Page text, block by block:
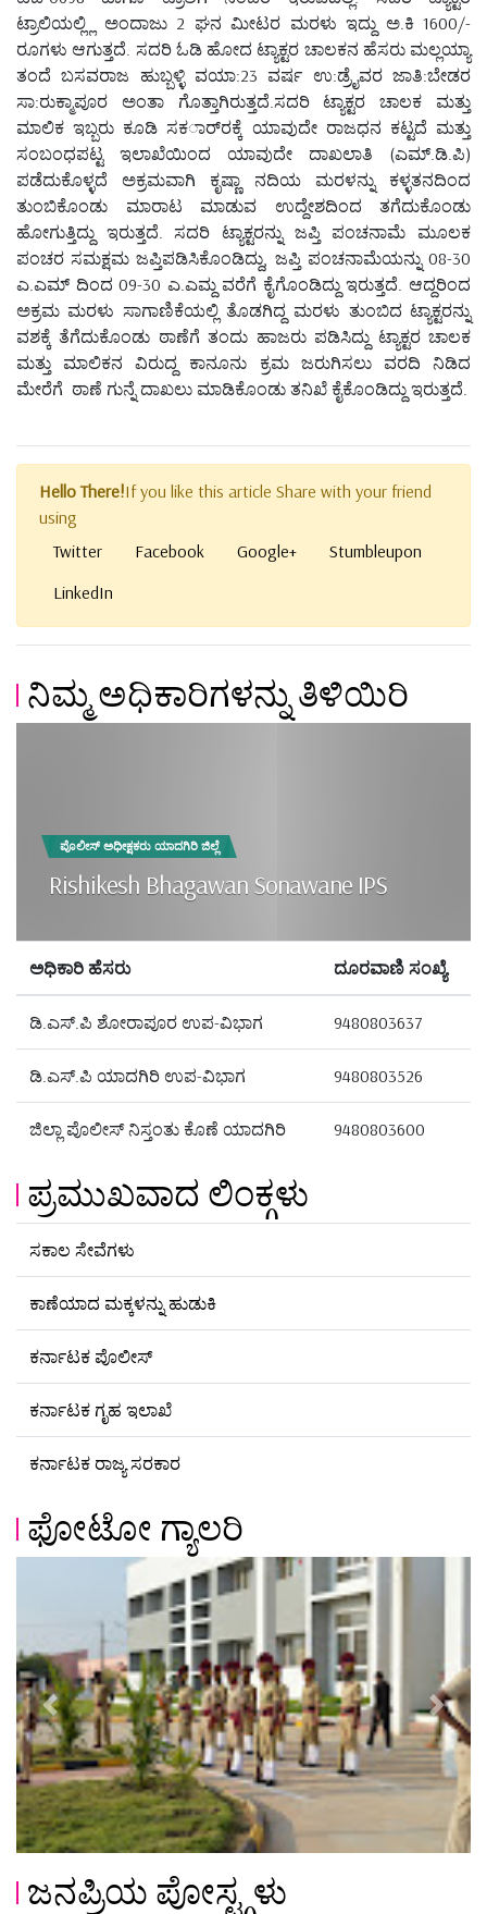
ಟ್ರಾಲಿಯಲ್ಲ್ಲಿ ಅಂದಾಜು 2 ಘನ ಮೀಟರ ಮರಳು ಇದ್ದು ಅ.ಕಿ 1600/-
ರೂಗಳು ಆಗುತ್ತದೆ. ಸದರಿ ಓಡಿ ಹೋದ ಟ್ಯಾಕ್ಟರ ಚಾಲಕನ ಹೆಸರು ಮಲ್ಲಯ್ಯಾ
ತಂದೆ ಬಸವರಾಜ ಹುಬ್ಬಳ್ಳಿ ವಯಾ:23 ವರ್ಷ ಉ:ಡ್ರೈವರ ಜಾತಿ:ಬೇಡರ
ಸಾ:ರುಕ್ಮಾಪೂರ ಅಂತಾ ಗೊತ್ತಾಗಿರುತ್ತದೆ.ಸದರಿ ಟ್ಯಾಕ್ಟರ ಚಾಲಕ ಮತ್ತು
ಮಾಲಿಕ ಇಬ್ಬರು ಕೂಡಿ ಸಕರ್ಾರಕ್ಕೆ ಯಾವುದೇ ರಾಜಧನ ಕಟ್ಟದೆ ಮತ್ತು
ಸಂಬಂಧಪಟ್ಟ ಇಲಾಖೆಯಿಂದ ಯಾವುದೇ ದಾಖಲಾತಿ (ಎಮ್.ಡಿ.ಪಿ)
ಪಡೆದುಕೊಳ್ಳದೆ ಅಕ್ರಮವಾಗಿ ಕೃಷ್ಣಾ ನದಿಯ ಮರಳನ್ನು ಕಳ್ಳತನದಿಂದ
ತುಂಬಿಕೊಂಡು ಮಾರಾಟ ಮಾಡುವ ಉದ್ದೇಶದಿಂದ ತಗೆದುಕೊಂಡು
ಹೋಗುತ್ತಿದ್ದು ಇರುತ್ತದೆ. ಸದರಿ ಟ್ಯಾಕ್ಟರನ್ನು ಜಪ್ತಿ ಪಂಚನಾಮೆ ಮೂಲಕ
ಪಂಚರ ಸಮಕ್ಷಮ ಜಪ್ತಿಪಡಿಸಿಕೊಂಡಿದ್ದು, ಜಪ್ತಿ ಪಂಚನಾಮೆಯನ್ನು 08-30
ಎ.ಎಮ್ ದಿಂದ 09-30 ಎ.ಎಮ್ದ ವರೆಗೆ ಕೈಗೊಂಡಿದ್ದು ಇರುತ್ತದೆ. ಆದ್ದರಿಂದ
ಅಕ್ರಮ ಮರಳು ಸಾಗಾಣಿಕೆಯಲ್ಲಿ ತೊಡಗಿದ್ದ ಮರಳು ತುಂಬಿದ ಟ್ಯಾಕ್ಟರನ್ನು
ವಶಕ್ಕೆ ತೆಗೆದುಕೊಂಡು ಠಾಣೆಗೆ ತಂದು ಹಾಜರು ಪಡಿಸಿದ್ದು ಟ್ಯಾಕ್ಟರ ಚಾಲಕ
ಮತ್ತು ಮಾಲಿಕನ ವಿರುದ್ದ ಕಾನೂನು ಕ್ರಮ ಜರುಗಿಸಲು ವರದಿ ನಿಡಿದ
ಮೇರೆಗೆ ಠಾಣೆ ಗುನ್ನೆ ದಾಖಲು ಮಾಡಿಕೊಂಡು ತನಿಖೆ ಕೈಕೊಂಡಿದ್ದು ಇರುತ್ತದೆ.
Hello There!If you like this article Share with your friend
using
Twitter
Facebook Google+
Stumbleupon
LinkedIn
ನಿಮ್ಮ ಅಧಿಕಾರಿಗಳನ್ನು ತಿಳಿಯಿರಿ
ಪೊಲೀಸ್ ಅಧೀಕ್ಷಕರು ಯಾದಗಿರಿ ಜಿಲ್ಲೆ
Rishikesh Bhagawan Sonawane IPS
ಅಧಿಕಾರಿ ಹೆಸರು ದೂರವಾಣಿ ಸಂಖ್ಯೆ
ಡಿ.ಎಸ್.ಪಿ ಶೋರಾಪೂರ ಉಪ-ವಿಭಾಗ 9480803637
ಡಿ.ಎಸ್.ಪಿ ಯಾದಗಿರಿ ಉಪ-ವಿಭಾಗ 9480803526
ಜಿಲ್ಲಾ ಪೊಲೀಸ್ ನಿಸ್ತಂತು ಕೊಣೆ ಯಾದಗಿರಿ 9480803600
ಪ್ರಮುಖವಾದ ಲಿಂಕ್ಗಳು
ಸಕಾಲ ಸೇವೆಗಳು
ಕಾಣೆಯಾದ ಮಕ್ಕಳನ್ನು ಹುಡುಕಿ
ಕರ್ನಾಟಕ ಪೊಲೀಸ್
ಕರ್ನಾಟಕ ಗೃಹ ಇಲಾಖೆ
ಕರ್ನಾಟಕ ರಾಜ್ಯ ಸರಕಾರ
ಫೋಟೋ ಗ್ಯಾಲರಿ
Previous Next
ಜನಪ್ರಿಯ ಪೋಸ್ಟ್ಗಳು